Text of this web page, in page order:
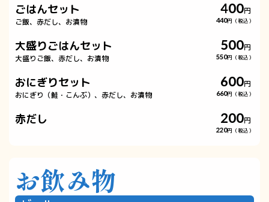
ごはんセット
ご飯、赤だし、お漬物
400円
440円（税込）
大盛りごはんセット
大盛りご飯、赤だし、お漬物
500円
550円（税込）
おにぎりセット
おにぎり（鮭・こんぶ）、赤だし、お漬物
600円
660円（税込）
赤だし 200円
220円（税込）
お飲み物